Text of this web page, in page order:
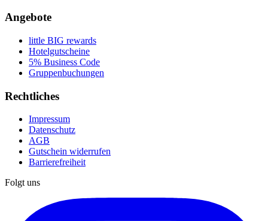
Angebote
little BIG rewards
Hotelgutscheine
5% Business Code
Gruppenbuchungen
Rechtliches
Impressum
Datenschutz
AGB
Gutschein widerrufen
Barrierefreiheit
Folgt uns